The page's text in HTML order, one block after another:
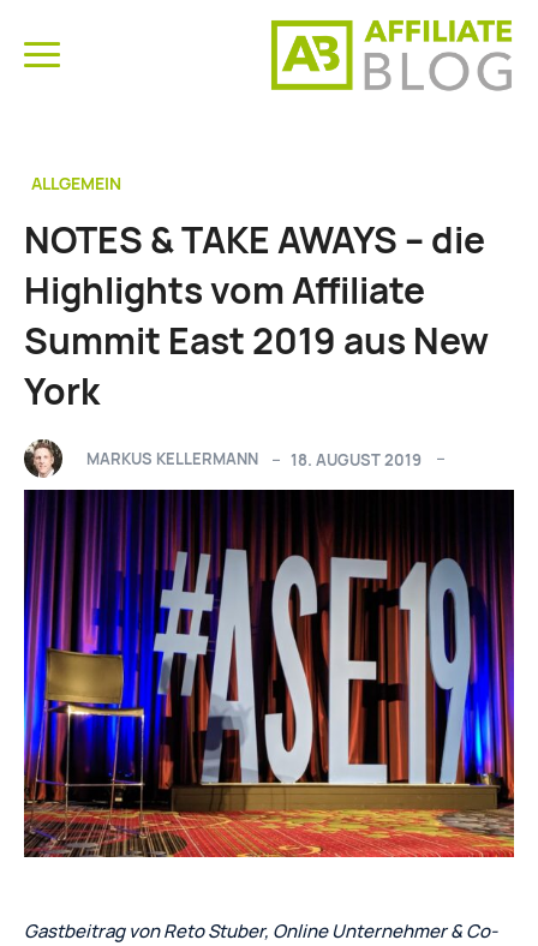
ALLGEMEIN
NOTES & TAKE AWAYS – die
Highlights vom Affiliate
Summit East 2019 aus New
York
MARKUS KELLERMANN 18. AUGUST 2019
Gastbeitrag von Reto Stuber, Online Unternehmer & Co-